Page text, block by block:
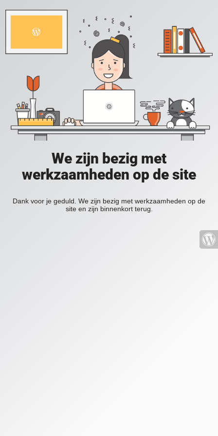
We zijn bezig met
werkzaamheden op de site
Dank voor je geduld. We zijn bezig met werkzaamheden op de
site en zijn binnenkort terug.